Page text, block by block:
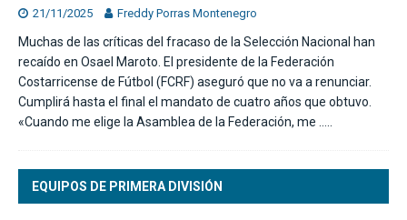
21/11/2025 Freddy Porras Montenegro
Muchas de las críticas del fracaso de la Selección Nacional han
recaído en Osael Maroto. El presidente de la Federación
Costarricense de Fútbol (FCRF) aseguró que no va a renunciar.
Cumplirá hasta el final el mandato de cuatro años que obtuvo.
«Cuando me elige la Asamblea de la Federación, me
EQUIPOS DE PRIMERA DIVISIÓN